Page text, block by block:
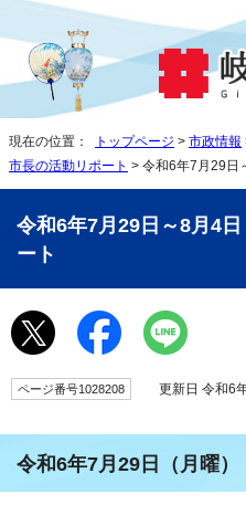
現在の位置： トップページ > 市政情報
市長の活動リポート > 令和6年7月29
令和6年7月29日～8月4
ート
ページ番号1028208 更新日 令和6
令和6年7月29日（月曜）